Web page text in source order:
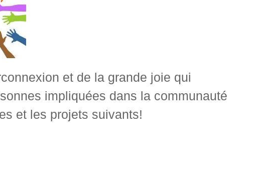
et de la grande joie qui
impliquées dans la communauté
et les projets suivants!